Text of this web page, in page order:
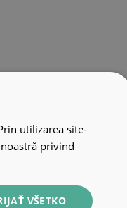
utilizarea site-
privind
VŠETKO